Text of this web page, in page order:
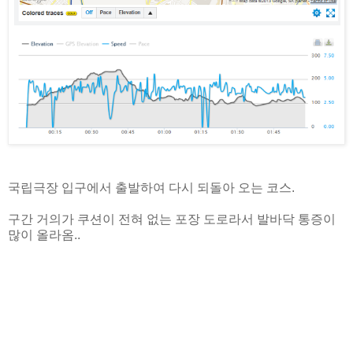
국립극장 입구에서 출발하여 다시 되돌아 오는 코스.
구간 거의가 쿠션이 전혀 없는 포장 도로라서 발바닥 통증이
많이 올라옴..